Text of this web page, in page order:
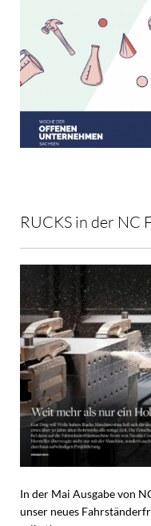
RUCKS in der NC
In der Mai Ausgabe von
unser neues